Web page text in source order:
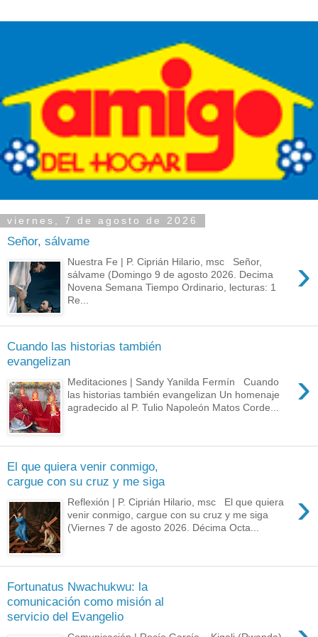
viernes, 7 de agosto de 2026
Señor, sálvame
›
Nuestra Fe | P. Ciprián Hilario, msc Señor,
sálvame (Domingo 9 de agosto 2026. Decima
Novena Semana Tiempo Ordinario, lecturas: 1
Re...
Cuando las historias también
evangelizan
›
Meditaciones | Sandy Yanilda Fermín Cuando
las historias también evangelizan Un homenaje
agradecido al P. Tulio Napoleón Matos Corde...
El que quiera venir conmigo,
cargue con su cruz y me siga
›
Reflexión | P. Ciprián Hilario, msc El que quiera
venir conmigo, cargue con su cruz y me siga
(Viernes 7 de agosto 2026. Décima Octa...
Fortunatus Nwachukwu: la
comunicación como misión al
servicio del Evangelio